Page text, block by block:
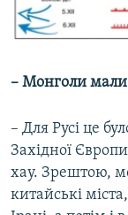
– Монголи мали
– Для Русі це
Західної
хау. Зрештою,
китайські